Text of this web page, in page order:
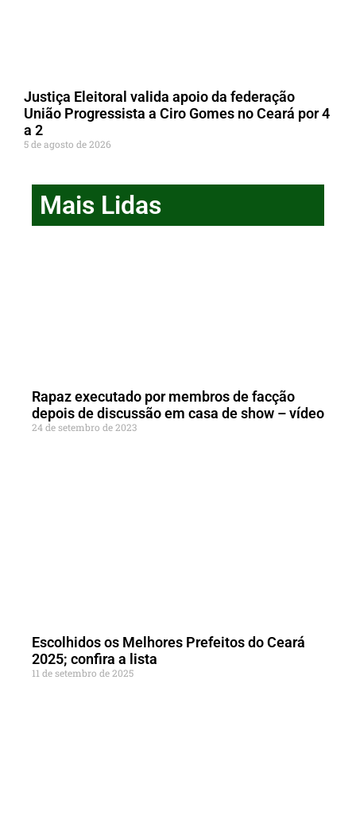
Justiça Eleitoral valida apoio da federação
União Progressista a Ciro Gomes no Ceará por 4
a 2
5 de agosto de 2026
Mais Lidas
Rapaz executado por membros de facção
depois de discussão em casa de show – vídeo
24 de setembro de 2023
Escolhidos os Melhores Prefeitos do Ceará
2025; confira a lista
11 de setembro de 2025